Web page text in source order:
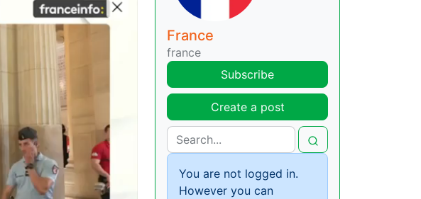
France
france
Subscribe
Create a post
You are not logged in.
However you can